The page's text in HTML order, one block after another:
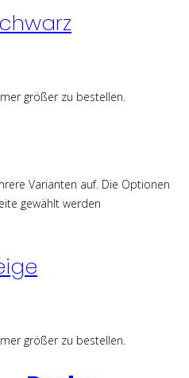
größer zu bestellen.
Varianten auf. Die Optionen
gewählt werden
größer zu bestellen.